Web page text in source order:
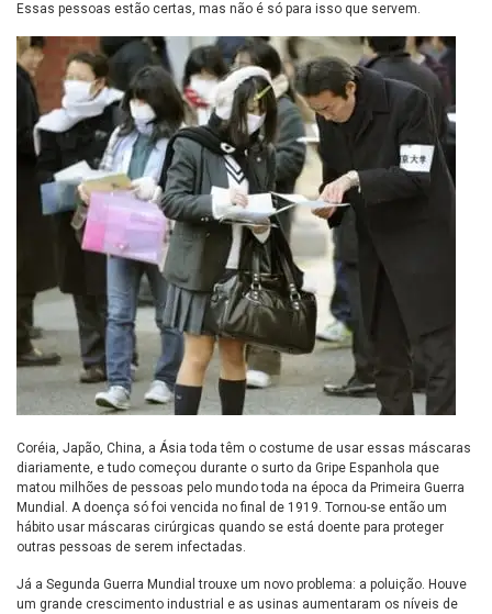
Essas pessoas estão certas, mas não é só para isso que servem.
Coréia, Japão, China, a Ásia toda têm o costume de usar essas máscaras
diariamente, e tudo começou durante o surto da Gripe Espanhola que
matou milhões de pessoas pelo mundo toda na época da Primeira Guerra
Mundial. A doença só foi vencida no final de 1919. Tornou-se então um
hábito usar máscaras cirúrgicas quando se está doente para proteger
outras pessoas de serem infectadas.
Já a Segunda Guerra Mundial trouxe um novo problema: a poluição. Houve
um grande crescimento industrial e as usinas aumentaram os níveis de